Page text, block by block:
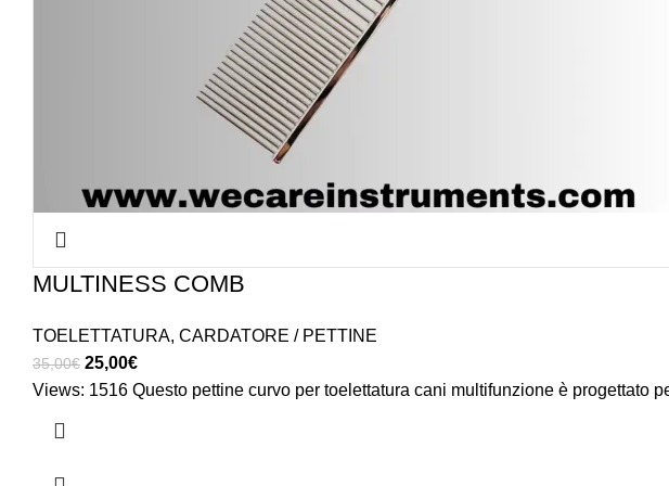
MULTINESS COMB
TOELETTATURA, CARDATORE / PETTINE
35,00€ Original
price
25,00€Current
price
Views: 1516 Questo pettine curvo per toelettatura cani multifunzione è progettato